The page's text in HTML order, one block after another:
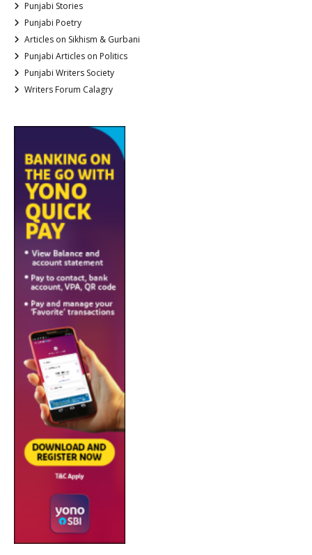
Punjabi Stories
Punjabi Poetry
Articles on Sikhism & Gurbani
Punjabi Articles on Politics
Punjabi Writers Society
Writers Forum Calagry